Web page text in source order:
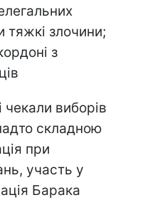
тяжкі злочини;
з
чекали виборів
складною
при
участь у
Барака